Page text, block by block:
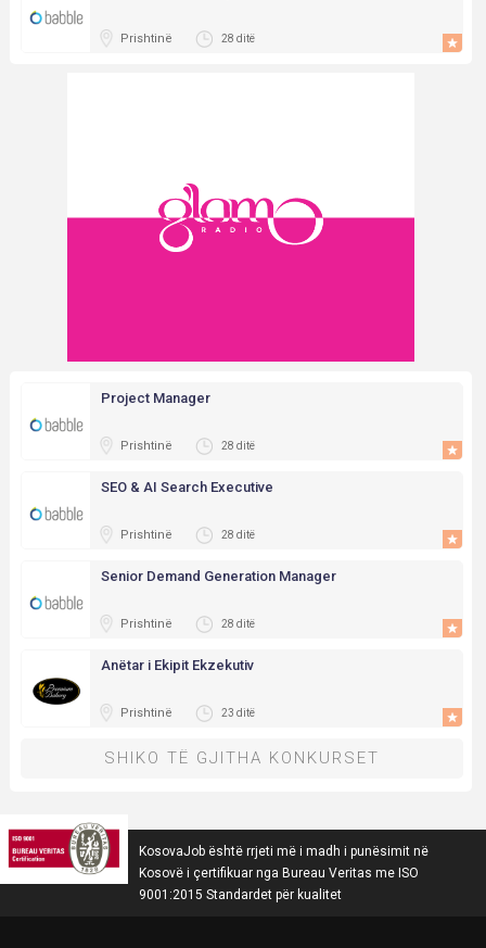
Prishtinë 28 ditë
Project Manager
Prishtinë 28 ditë
SEO & AI Search Executive
Prishtinë 28 ditë
Senior Demand Generation Manager
Prishtinë 28 ditë
Anëtar i Ekipit Ekzekutiv
Prishtinë 23 ditë
SHIKO TË GJITHA KONKURSET
KosovaJob është rrjeti më i madh i punësimit në
Kosovë i çertifikuar nga Bureau Veritas me ISO
9001:2015 Standardet për kualitet